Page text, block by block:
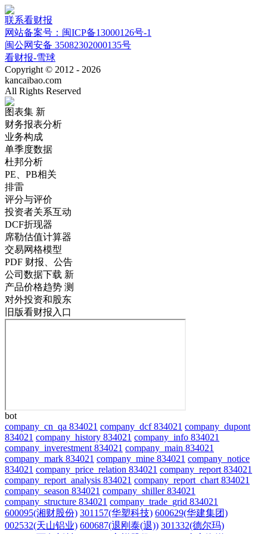
联系看财报
网站备案号：闽ICP备13000126号-1
闽公网安备 35082302000135号
看财报-雪球
Copyright © 2012 - 2026
kancaibao.com
All Rights Reserved
图表集 新
财务报表分析
业务构成
单季度数据
杜邦分析
PE、PB相关
排雷
评分与评价
投资者关系互动
DCF折现器
席勒估值计算器
交易网格模型
PDF 财报、公告
公司数据下载 新
产品价格趋势 测
对外投资和股东
旧版看财报入口
bot
company_cn_qa 834021 company_dcf 834021 company_dupont
834021 company_history 834021 company_info 834021
company_inverestment 834021 company_main 834021
company_mark 834021 company_mine 834021 company_notice
834021 company_price_relation 834021 company_report 834021
company_report_analysis 834021 company_report_chart 834021
company_season 834021 company_shiller 834021
company_structure 834021 company_trade_grid 834021
600095(湘财股份) 301157(华塑科技) 600629(华建集团)
002532(天山铝业) 600687(退刚泰(退)) 301332(德尔玛)